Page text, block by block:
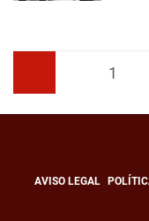
1
AVISO LEGAL